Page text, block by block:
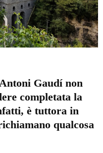
Gaudí non
completata la
è tuttora in
qualcosa